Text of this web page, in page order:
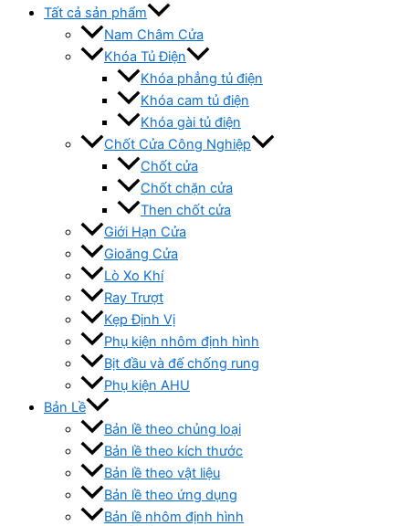
Tất cả sản phẩm
Nam Châm Cửa
Khóa Tủ Điện
Khóa phẳng tủ điện
Khóa cam tủ điện
Khóa gài tủ điện
Chốt Cửa Công Nghiệp
Chốt cửa
Chốt chặn cửa
Then chốt cửa
Giới Hạn Cửa
Gioăng Cửa
Lò Xo Khí
Ray Trượt
Kẹp Định Vị
Phụ kiện nhôm định hình
Bịt đầu và đế chống rung
Phụ kiện AHU
Bản Lề
Bản lề theo chủng loại
Bản lề theo kích thước
Bản lề theo vật liệu
Bản lề theo ứng dụng
Bản lề nhôm định hình